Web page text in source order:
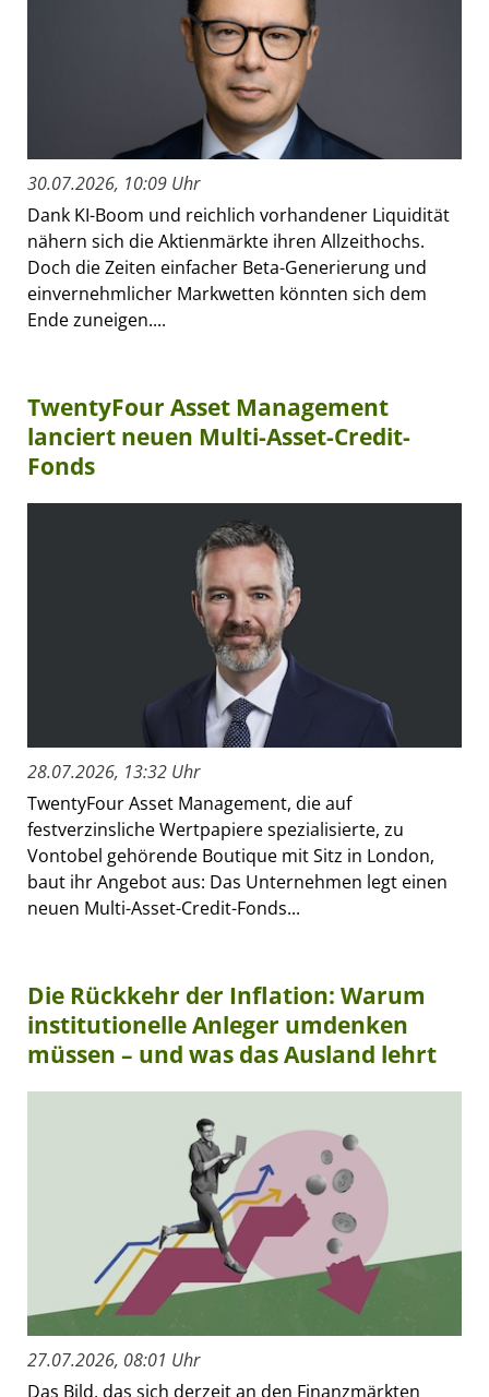
30.07.2026, 10:09 Uhr
Dank KI-Boom und reichlich vorhandener Liquidität
nähern sich die Aktienmärkte ihren Allzeithochs.
Doch die Zeiten einfacher Beta-Generierung und
einvernehmlicher Markwetten könnten sich dem
Ende zuneigen....
TwentyFour Asset Management
lanciert neuen Multi-Asset-Credit-
Fonds
28.07.2026, 13:32 Uhr
TwentyFour Asset Management, die auf
festverzinsliche Wertpapiere spezialisierte, zu
Vontobel gehörende Boutique mit Sitz in London,
baut ihr Angebot aus: Das Unternehmen legt einen
neuen Multi-Asset-Credit-Fonds...
Die Rückkehr der Inflation: Warum
institutionelle Anleger umdenken
müssen – und was das Ausland lehrt
27.07.2026, 08:01 Uhr
Das Bild, das sich derzeit an den Finanzmärkten